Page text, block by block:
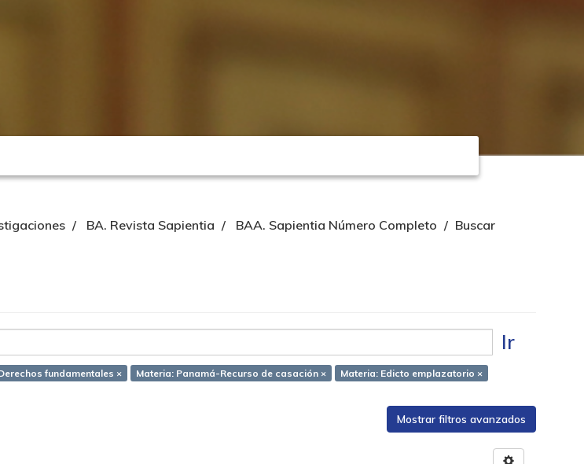
BA. Revista Sapientia BAA. Sapientia Número Completo Buscar
Ir
fundamentales × Materia: Panamá-Recurso de casación ×
Materia: Edicto emplazatorio ×
Mostrar filtros avanzados